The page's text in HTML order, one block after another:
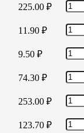
225.00 ₽
11.90 ₽
9.50 ₽
74.30 ₽
253.00 ₽
123.70 ₽